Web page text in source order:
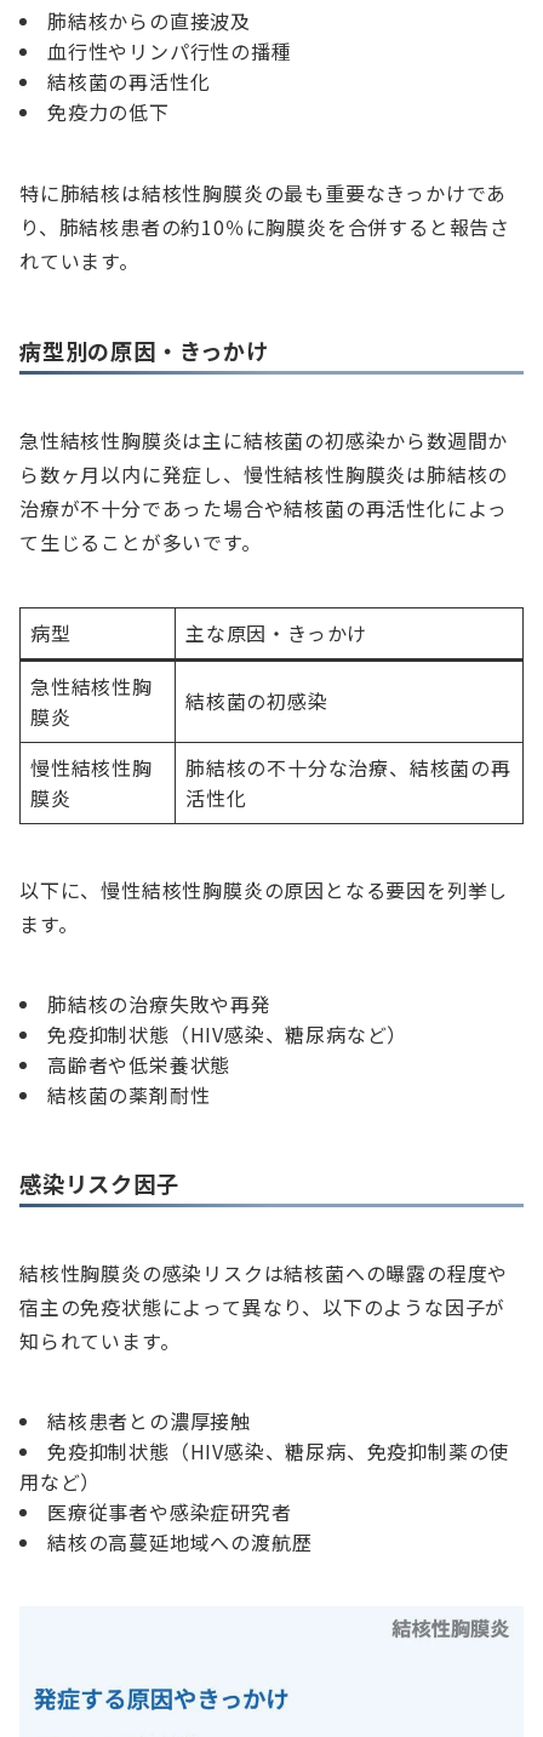
肺結核からの直接波及
血行性やリンパ行性の播種
結核菌の再活性化
免疫力の低下
特に肺結核は結核性胸膜炎の最も重要なきっかけであ
り、肺結核患者の約10％に胸膜炎を合併すると報告さ
れています。
病型別の原因・きっかけ
急性結核性胸膜炎は主に結核菌の初感染から数週間か
ら数ヶ月以内に発症し、慢性結核性胸膜炎は肺結核の
治療が不十分であった場合や結核菌の再活性化によっ
て生じることが多いです。
病型
主な原因・きっかけ
急性結核性胸
膜炎
結核菌の初感染
慢性結核性胸
膜炎
肺結核の不十分な治療、結核菌の再
活性化
以下に、慢性結核性胸膜炎の原因となる要因を列挙し
ます。
肺結核の治療失敗や再発
免疫抑制状態（HIV感染、糖尿病など）
高齢者や低栄養状態
結核菌の薬剤耐性
感染リスク因子
結核性胸膜炎の感染リスクは結核菌への曝露の程度や
宿主の免疫状態によって異なり、以下のような因子が
知られています。
結核患者との濃厚接触
免疫抑制状態（HIV感染、糖尿病、免疫抑制薬の使
用など）
医療従事者や感染症研究者
結核の高蔓延地域への渡航歴